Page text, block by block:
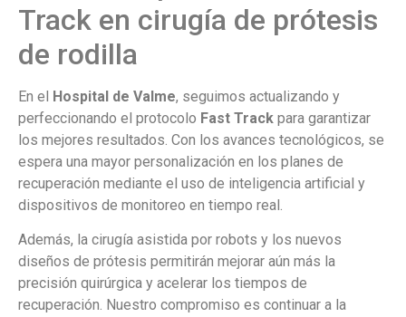
Track en cirugía de prótesis
de rodilla
En el Hospital de Valme, seguimos actualizando y
perfeccionando el protocolo Fast Track para garantizar
los mejores resultados. Con los avances tecnológicos, se
espera una mayor personalización en los planes de
recuperación mediante el uso de inteligencia artificial y
dispositivos de monitoreo en tiempo real.
Además, la cirugía asistida por robots y los nuevos
diseños de prótesis permitirán mejorar aún más la
precisión quirúrgica y acelerar los tiempos de
recuperación. Nuestro compromiso es continuar a la